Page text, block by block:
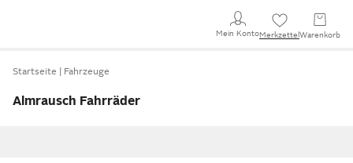
Mein KontoMerkzettel Warenkorb
Startseite Fahrzeuge
Almrausch Fahrräder